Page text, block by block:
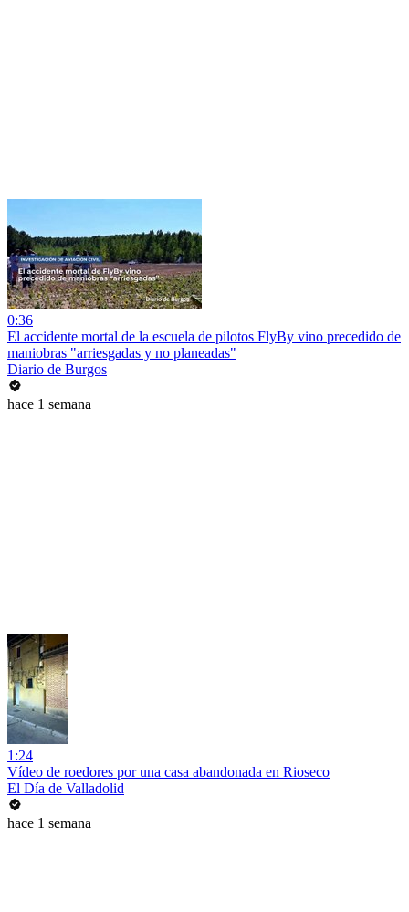
0:36
El accidente mortal de la escuela de pilotos FlyBy vino precedido de
maniobras "arriesgadas y no planeadas"
Diario de Burgos
hace 1 semana
1:24
Vídeo de roedores por una casa abandonada en Rioseco
El Día de Valladolid
hace 1 semana